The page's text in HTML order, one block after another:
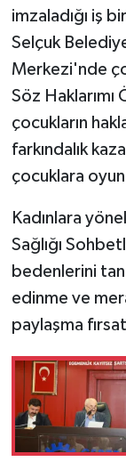
imzaladığı iş
Selçuk
Merkezi'nde
Söz
çocukların
farkındalık
çocuklara
Kadınlara
Sağlığı
bedenlerini
edinme ve
paylaşma